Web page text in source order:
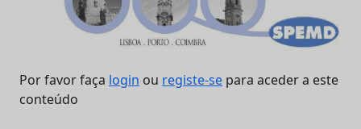
Por favor faça login ou registe-se para aceder a este
conteúdo